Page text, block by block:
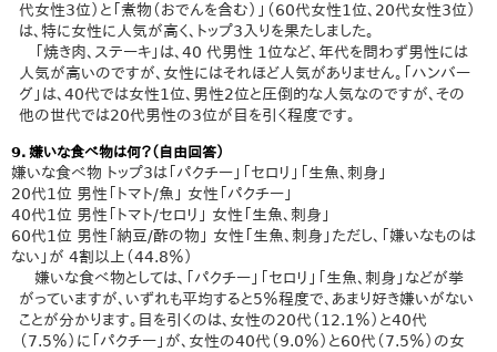
代女性3位）と「煮物（おでんを含む）」（60代女性1位、20代女性3位）
は、特に女性に人気が高く、トップ3入りを果たしました。
「焼き肉、ステーキ」は、40 代男性 1位など、年代を問わず男性には
人気が高いのですが、女性にはそれほど人気がありません。「ハンバー
グ」は、40代では女性1位、男性2位と圧倒的な人気なのですが、その
他の世代では20代男性の3位が目を引く程度です。
9．嫌いな食べ物は何？（自由回答）
嫌いな食べ物 トップ3は「パクチー」「セロリ」「生魚、刺身」
20代1位 男性「トマト/魚」 女性「パクチー」
40代1位 男性「トマト/セロリ」 女性「生魚、刺身」
60代1位 男性「納豆/酢の物」 女性「生魚、刺身」ただし、「嫌いなものは
ない」が 4割以上（44.8％）
嫌いな食べ物としては、「パクチー」「セロリ」「生魚、刺身」などが挙
がっていますが、いずれも平均すると5％程度で、あまり好き嫌いがない
ことが分かります。目を引くのは、女性の20代（12.1％）と40代
（7.5％）に「パクチー」が、女性の40代（9.0％）と60代（7.5％）の女